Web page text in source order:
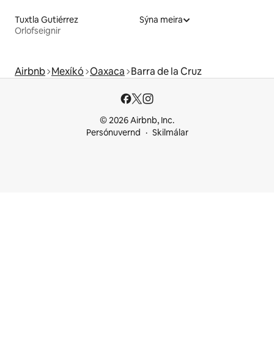
Tuxtla Gutiérrez
Orlofseignir
Sýna meira
Airbnb Mexíkó Oaxaca Barra de la Cruz
© 2026 Airbnb, Inc.
Persónuvernd
Skilmálar